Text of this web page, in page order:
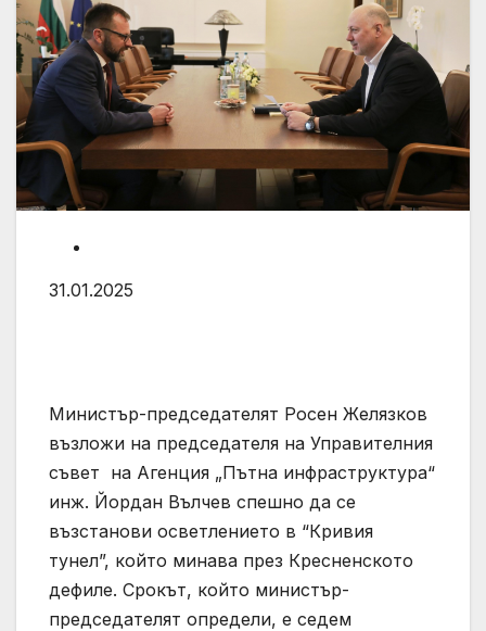
31.01.2025
Министър-председателят Росен Желязков
възложи на председателя на Управителния
съвет на Агенция „Пътна инфраструктура“
инж. Йордан Вълчев спешно да се
възстанови осветлението в “Кривия
тунел”, който минава през Кресненското
дефиле. Срокът, който министър-
председателят определи, е седем